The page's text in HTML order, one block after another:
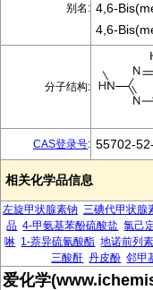
别名: 4,6-
4,6-
分子结构:
CAS登录号: 55702-
相关化学品信息
左旋甲状腺素钠 三碘代甲状腺
品 4-甲氨基苯酚硫酸盐 氯己
啉 1-萘异硫氰酸酯 地诺前列素
三酸酐 丹皮酚 邻甲
爱化学